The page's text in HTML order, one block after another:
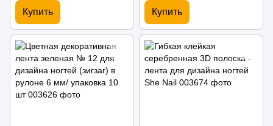
Купить Купить